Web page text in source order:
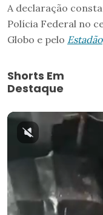
A declaração
Polícia Federal no
Globo e pelo Estadão
Shorts Em
Destaque